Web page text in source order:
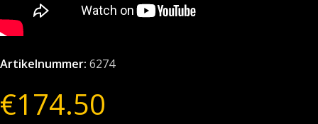
Artikelnummer: 6274
€174.50